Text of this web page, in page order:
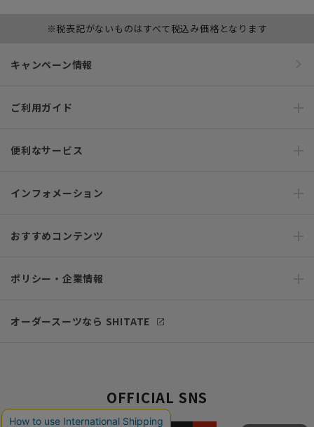
※税表記がないものはすべて税込み価格となります
キャンペーン情報
ご利用ガイド
便利なサービス
インフォメーション
おすすめコンテンツ
ポリシー・企業情報
オーダースーツなら SHITATE
OFFICIAL SNS